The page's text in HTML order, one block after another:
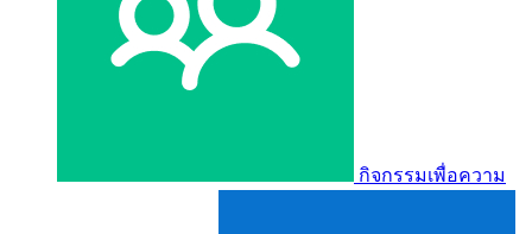
กิจกรรมเพื่อความ